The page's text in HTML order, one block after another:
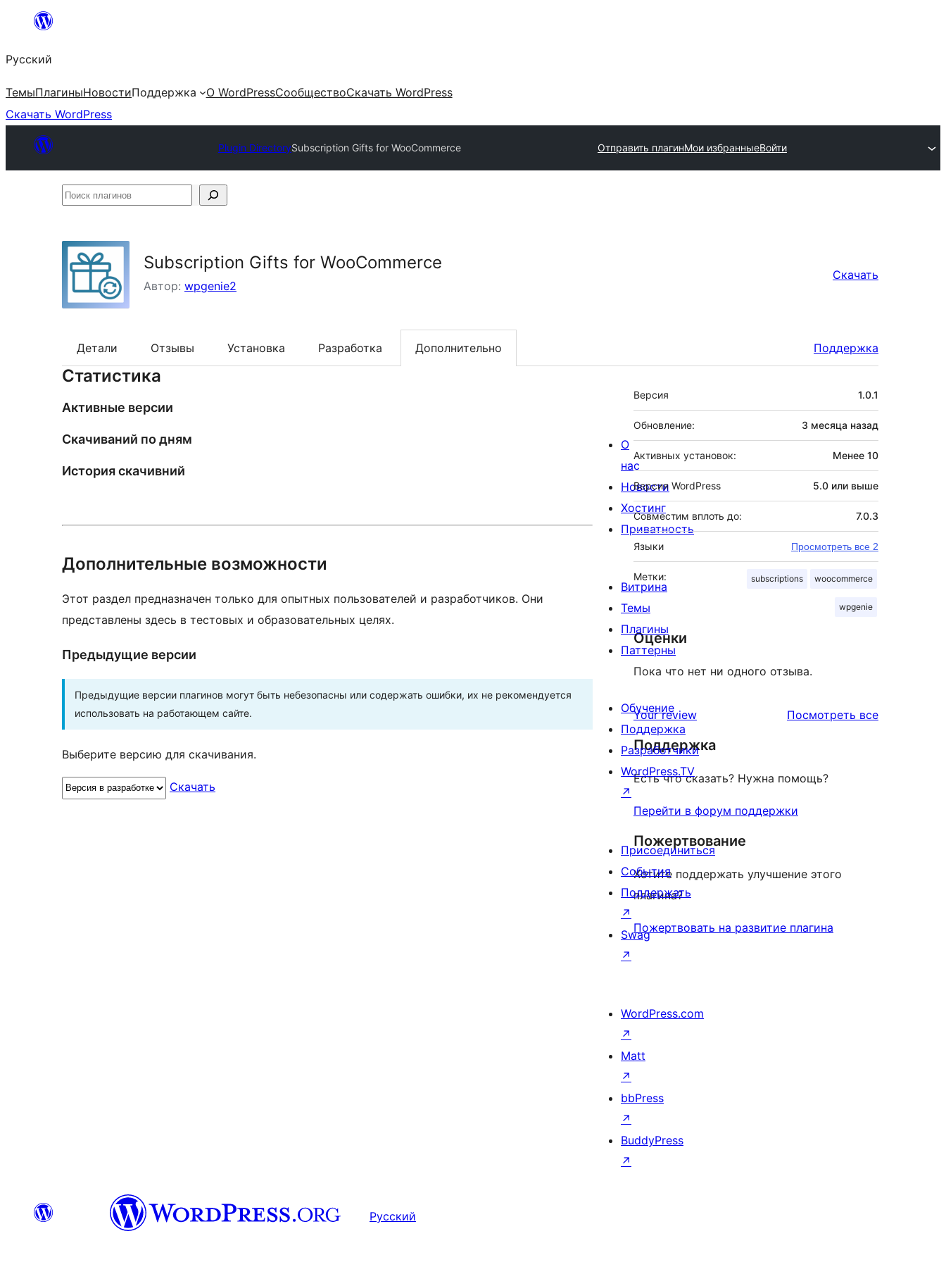
Перейти
содержимому
Русский
ТемыПлагиныНовостиПоддержка О WordPressСообществоСкачать WordPress
Скачать WordPress
Plugin DirectorySubscription Gifts for WooCommerce Отправить плагинМои избранныеВойти
Поиск
Subscription Gifts for WooCommerce
Автор: wpgenie2
Скачать
Детали Отзывы Установка Разработка Дополнительно Поддержка
Статистика
Активные версии
Скачиваний по дням
История скачивний
Дополнительные возможности
Этот раздел предназначен только для опытных пользователей и разработчиков. Они
представлены здесь в тестовых и образовательных целях.
Предыдущие версии
Предыдущие версии плагинов могут быть небезопасны или содержать ошибки, их не рекомендуется
использовать на работающем сайте.
Выберите версию для скачивания.
Скачать
Мета
Версия 1.0.1
Обновление: 3 месяца назад
Активных установок: Менее 10
Версия WordPress 5.0 или выше
Совместим вплоть до: 7.0.3
Языки Просмотреть все 2
Метки: subscriptions woocommerce
wpgenie
Оценки
Пока что нет ни одного отзыва.
Your review Посмотреть всеотзывы
Поддержка
Есть что сказать? Нужна помощь?
Перейти в форум поддержки
Пожертвование
Хотите поддержать улучшение этого
плагина?
Пожертвовать на развитие плагина
О
нас
Новости
Хостинг
Приватность
Витрина
Темы
Плагины
Паттерны
Обучение
Поддержка
Разработчики
WordPress.TV
↗
Присоединиться
События
Поддержать
↗
Swag
↗
WordPress.com
↗
Matt
↗
bbPress
↗
BuddyPress
↗
Русский